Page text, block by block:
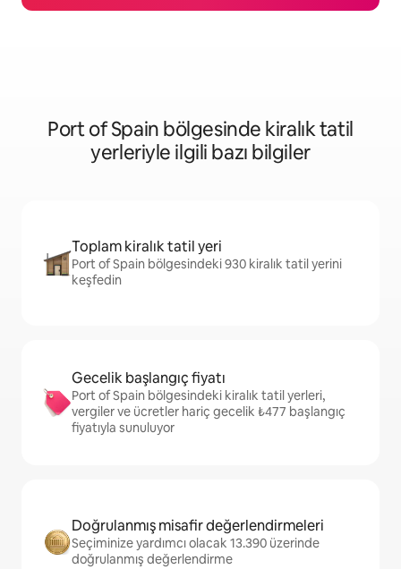
Port of Spain bölgesinde kiralık tatil
yerleriyle ilgili bazı bilgiler
Toplam kiralık tatil yeri
Port of Spain bölgesindeki 930 kiralık tatil yerini
keşfedin
Gecelik başlangıç fiyatı
Port of Spain bölgesindeki kiralık tatil yerleri,
vergiler ve ücretler hariç gecelik ₺477 başlangıç
fiyatıyla sunuluyor
Doğrulanmış misafir değerlendirmeleri
Seçiminize yardımcı olacak 13.390 üzerinde
doğrulanmış değerlendirme